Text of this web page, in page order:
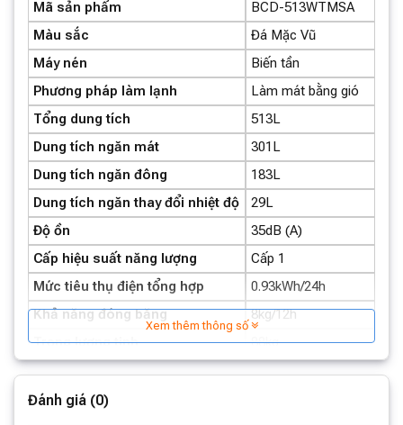
Mã sản phẩm
BCD-513WTMSA
Màu sắc
Đá Mặc Vũ
Máy nén
Biến tần
Phương pháp làm lạnh
Làm mát bằng gió
Tổng dung tích
513L
Dung tích ngăn mát
301L
Dung tích ngăn đông
183L
Dung tích ngăn thay đổi nhiệt độ
29L
Độ ồn
35dB (A)
Cấp hiệu suất năng lượng
Cấp 1
Mức tiêu thụ điện tổng hợp
0.93kWh/24h
Khả năng đóng băng
8kg/12h
Trọng lượng tịnh
88kg
Kích thước bên ngoài
Xem thêm thông số
Đánh giá (0)